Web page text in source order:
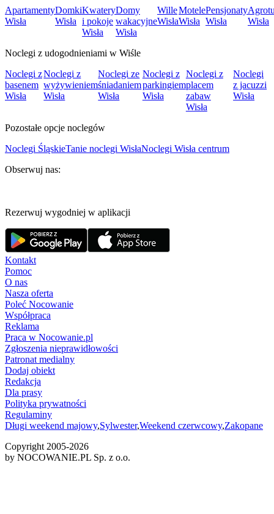
Apartamenty
Wisła
Domki
Wisła
Kwatery
i pokoje
Wisła
Domy
wakacyjne
Wisła
Wille
Wisła
Motele
Wisła
Pensjonaty
Wisła
Wisła
Noclegi z udogodnieniami w Wiśle
Noclegi z
basenem
Wisła
Noclegi z
wyżywieniem
Wisła
Noclegi ze
śniadaniem
Wisła
Noclegi z
parkingiem
Wisła
Noclegi z
placem
zabaw
Wisła
Noclegi
z jacuzzi
Wisła
Pozostałe opcje noclegów
Noclegi ŚląskieTanie noclegi WisłaNoclegi Wisła centrum
Obserwuj nas:
Rezerwuj wygodniej w aplikacji
Kontakt
Pomoc
O nas
Nasza oferta
Poleć Nocowanie
Współpraca
Reklama
Praca w Nocowanie.pl
Zgłoszenia nieprawidłowości
Patronat medialny
Dodaj obiekt
Redakcja
Dla prasy
Polityka prywatności
Regulaminy
Długi weekend majowy,Sylwester,Weekend czerwcowy,Zakopane
Copyright 2005-2026
by NOCOWANIE.PL Sp. z o.o.